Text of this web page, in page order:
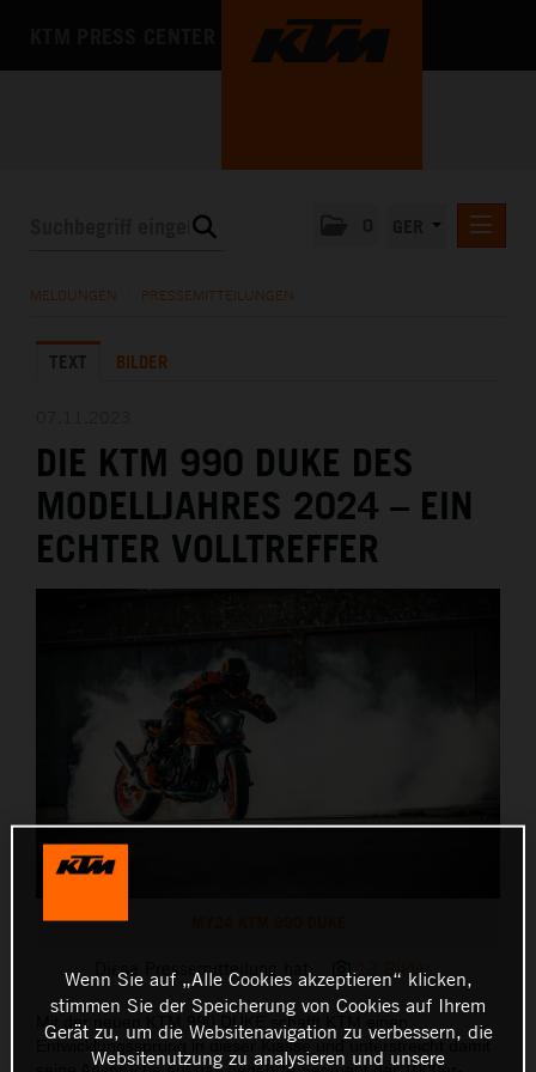
MEDIA
MELDUNGEN PRESSEMITTEILUNGEN
TEXT BILDER
DIE KTM 990 DUKE DES
MODELLJAHRES 2024 – EIN
ECHTER VOLLTREFFER
Diese Pressemitteilung hat: 13 Bilder
Mit der neuen KTM 990 DUKE schafft KTM einen
Entwicklungssprung in dieser Klasse und unterstreicht damit
Wenn Sie auf „Alle Cookies akzeptieren“ klicken,
stimmen Sie der Speicherung von Cookies auf Ihrem
Gerät zu, um die Websitenavigation zu verbessern, die
Websitenutzung zu analysieren und unsere